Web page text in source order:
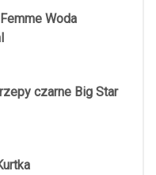
Woda
czarne Big Star